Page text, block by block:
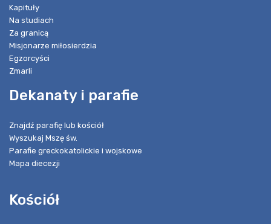
Kapituły
Na studiach
Za granicą
Misjonarze miłosierdzia
Egzorcyści
Zmarli
Dekanaty i parafie
Znajdź parafię lub kościół
Wyszukaj Mszę św.
Parafie greckokatolickie i wojskowe
Mapa diecezji
Kościół